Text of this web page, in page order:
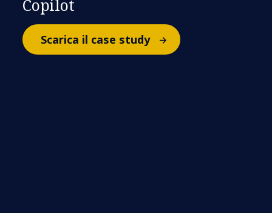
Copilot
Scarica il case study